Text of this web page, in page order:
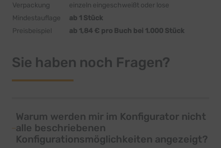
Verpackung
einzeln eingeschweißt oder lose
Mindestauflage
ab 1 Stück
Preisbeispiel
ab 1,84 € pro Buch bei 1.000 Stück
Sie haben noch Fragen?
Warum werden mir im Konfigurator nicht
alle beschriebenen
Konfigurationsmöglichkeiten angezeigt?